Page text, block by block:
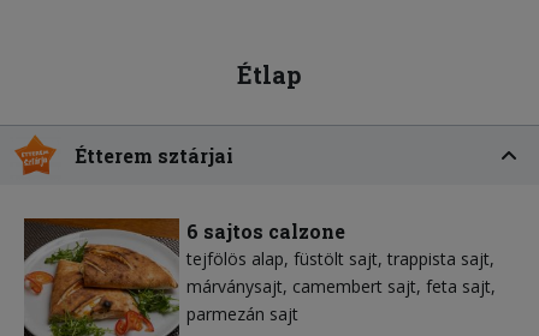
Étlap
Étterem sztárjai
6 sajtos calzone
tejfölös alap füstölt sajt trappista sajt
márványsajt camembert sajt feta sajt
parmezán sajt